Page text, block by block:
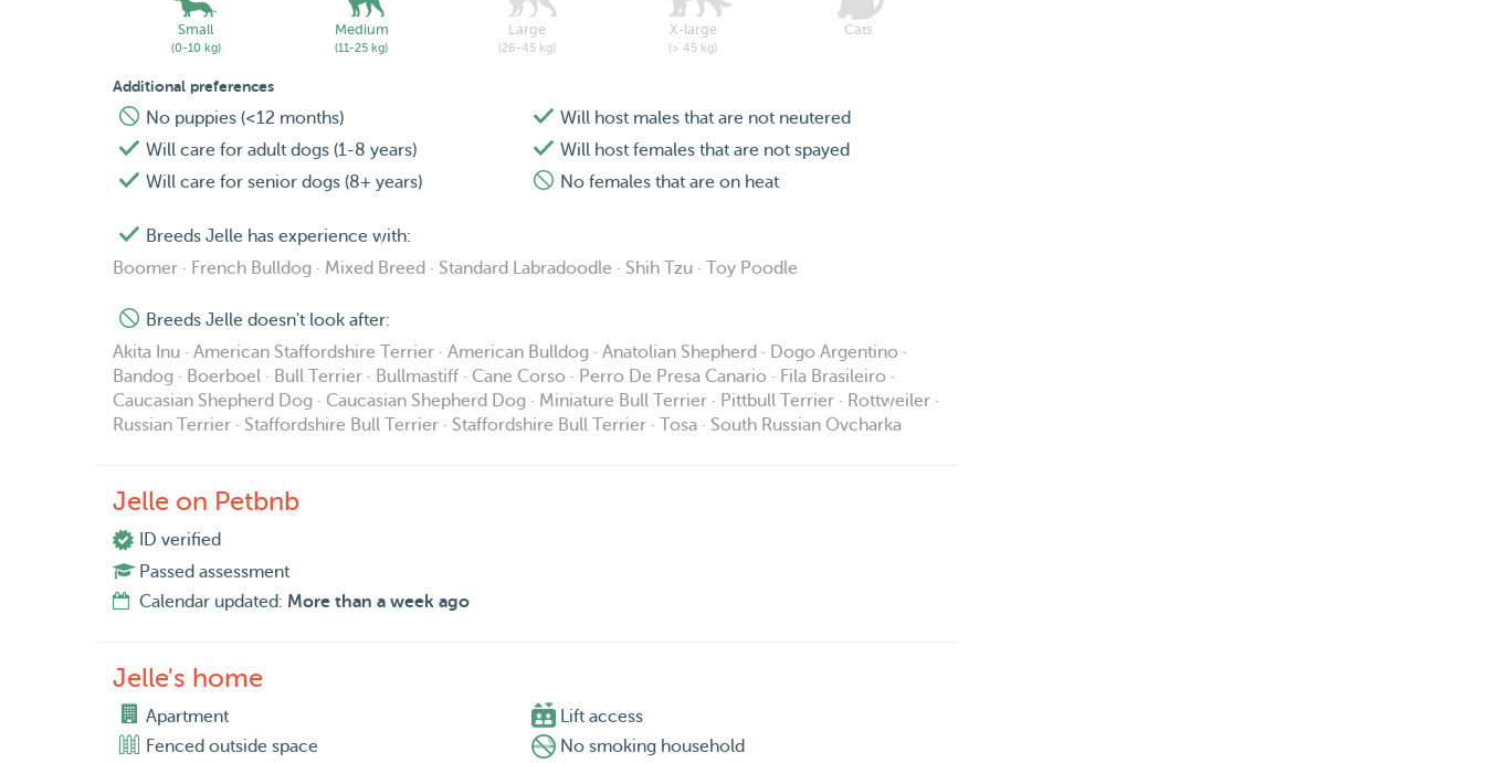
Small
(0-10 kg)
Medium
(11-25 kg)
Large
(26-45 kg)
X-large
(> 45 kg)
Cats
Additional preferences
No puppies (<12 months)
Will care for adult dogs (1-8 years)
Will care for senior dogs (8+ years)
Will host males that are not neutered
Will host females that are not spayed
No females that are on heat
Breeds Jelle has experience with:
Boomer · French Bulldog · Mixed Breed · Standard Labradoodle · Shih Tzu · Toy Poodle
Breeds Jelle doesn't look after:
Akita Inu · American Staffordshire Terrier · American Bulldog · Anatolian Shepherd · Dogo Argentino ·
Bandog · Boerboel · Bull Terrier · Bullmastiff · Cane Corso · Perro De Presa Canario · Fila Brasileiro ·
Caucasian Shepherd Dog · Caucasian Shepherd Dog · Miniature Bull Terrier · Pittbull Terrier · Rottweiler ·
Russian Terrier · Staffordshire Bull Terrier · Staffordshire Bull Terrier · Tosa · South Russian Ovcharka
Jelle on Petbnb
ID verified
Passed assessment
Calendar updated: More than a week ago
Jelle's home
Apartment  Lift access
Fenced outside space
No smoking household